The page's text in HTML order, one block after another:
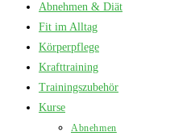
Abnehmen & Diät
Fit im Alltag
Körperpflege
Krafttraining
Trainingszubehör
Kurse
Abnehmen